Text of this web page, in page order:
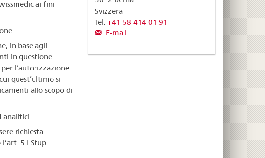
ai fini
in base agli
in questione
l’autorizzazione
quest’ultimo si
allo scopo di
analitici.
richiesta
5 LStup.
Svizzera
Tel. +41 58 414 01 91
E-mail